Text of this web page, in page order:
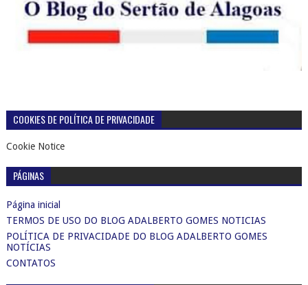
COOKIES DE POLÍTICA DE PRIVACIDADE
Cookie Notice
PÁGINAS
Página inicial
TERMOS DE USO DO BLOG ADALBERTO GOMES NOTICIAS
POLÍTICA DE PRIVACIDADE DO BLOG ADALBERTO GOMES
NOTÍCIAS
CONTATOS